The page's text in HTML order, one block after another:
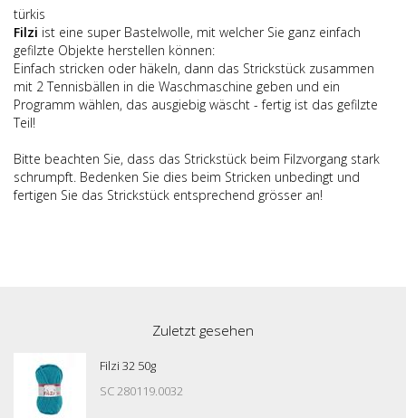
türkis
Filzi ist eine super Bastelwolle, mit welcher Sie ganz einfach
gefilzte Objekte herstellen können:
Einfach stricken oder häkeln, dann das Strickstück zusammen
mit 2 Tennisbällen in die Waschmaschine geben und ein
Programm wählen, das ausgiebig wäscht - fertig ist das gefilzte
Teil!
Bitte beachten Sie, dass das Strickstück beim Filzvorgang stark
schrumpft. Bedenken Sie dies beim Stricken unbedingt und
fertigen Sie das Strickstück entsprechend grösser an!
Zuletzt gesehen
Filzi 32 50g
SC 280119.0032